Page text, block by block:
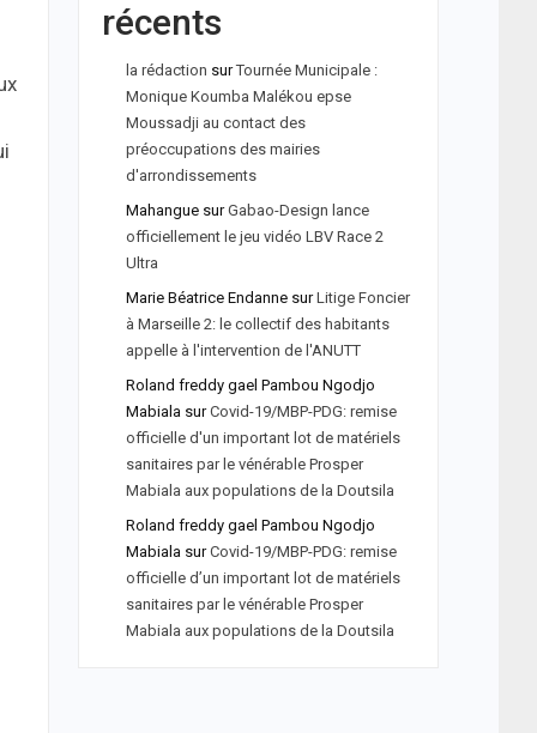
récents
la rédaction surTournée Municipale :
Monique Koumba Malékou epse
Moussadji au contact des
préoccupations des mairies
d'arrondissements
MahanguesurGabao-Design lance
officiellement le jeu vidéo LBV Race 2
Ultra
Marie Béatrice EndannesurLitige Foncier
à Marseille 2: le collectif des habitants
appelle à l'intervention de l'ANUTT
Roland freddy gael Pambou Ngodjo
MabialasurCovid-19/MBP-PDG: remise
officielle d'un important lot de matériels
sanitaires par le vénérable Prosper
Mabiala aux populations de la Doutsila
Roland freddy gael Pambou Ngodjo
MabialasurCovid-19/MBP-PDG: remise
officielle d’un important lot de matériels
sanitaires par le vénérable Prosper
Mabiala aux populations de la Doutsila